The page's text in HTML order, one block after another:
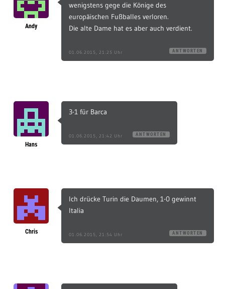
Andy
wenigstens gege die Könige des
europäischen Fußballes verloren.
Die alte Dame hat es aber auch verdient.
01.06.2015, 21:25 Uhr ANTWORTEN
Hans
3-1 für Barca
01.06.2015, 21:42 Uhr ANTWORTEN
Chris
Ich drücke Turin die Daumen, 1-0 gewinnt
Italia
01.06.2015, 21:54 Uhr ANTWORTEN